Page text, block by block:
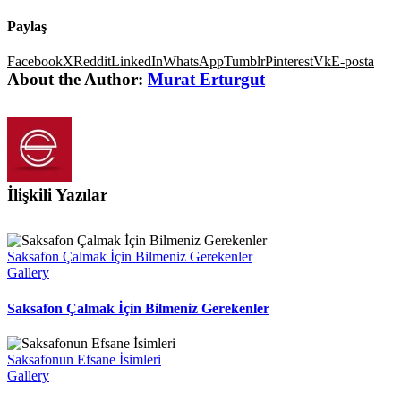
Paylaş
FacebookXRedditLinkedInWhatsAppTumblrPinterestVkE-posta
About the Author: Murat Erturgut
İlişkili Yazılar
Saksafon Çalmak İçin Bilmeniz Gerekenler
Gallery
Saksafon Çalmak İçin Bilmeniz Gerekenler
Saksafonun Efsane İsimleri
Gallery